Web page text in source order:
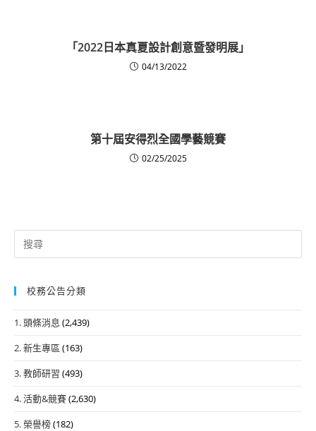
「2022日本真夏設計創意暨發明展」
04/13/2022
第十屆安得烈全國學藝競賽
02/25/2025
Search
for:
校務公告分類
1. 頭條消息 (2,439)
2. 新生專區 (163)
3. 教師研習 (493)
4. 活動&競賽(2,630)
5. 榮譽榜(182)